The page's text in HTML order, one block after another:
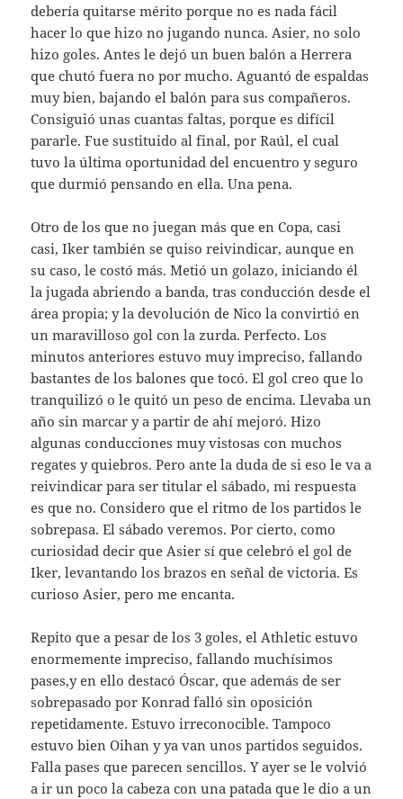
debería quitarse mérito porque no es nada fácil
hacer lo que hizo no jugando nunca. Asier, no solo
hizo goles. Antes le dejó un buen balón a Herrera
que chutó fuera no por mucho. Aguantó de espaldas
muy bien, bajando el balón para sus compañeros.
Consiguió unas cuantas faltas, porque es difícil
pararle. Fue sustituido al final, por Raúl, el cual
tuvo la última oportunidad del encuentro y seguro
que durmió pensando en ella. Una pena.
Otro de los que no juegan más que en Copa, casi
casi, Iker también se quiso reivindicar, aunque en
su caso, le costó más. Metió un golazo, iniciando él
la jugada abriendo a banda, tras conducción desde el
área propia; y la devolución de Nico la convirtió en
un maravilloso gol con la zurda. Perfecto. Los
minutos anteriores estuvo muy impreciso, fallando
bastantes de los balones que tocó. El gol creo que lo
tranquilizó o le quitó un peso de encima. Llevaba un
año sin marcar y a partir de ahí mejoró. Hizo
algunas conducciones muy vistosas con muchos
regates y quiebros. Pero ante la duda de si eso le va a
reivindicar para ser titular el sábado, mi respuesta
es que no. Considero que el ritmo de los partidos le
sobrepasa. El sábado veremos. Por cierto, como
curiosidad decir que Asier sí que celebró el gol de
Iker, levantando los brazos en señal de victoria. Es
curioso Asier, pero me encanta.
Repito que a pesar de los 3 goles, el Athletic estuvo
enormemente impreciso, fallando muchísimos
pases,y en ello destacó Óscar, que además de ser
sobrepasado por Konrad falló sin oposición
repetidamente. Estuvo irreconocible. Tampoco
estuvo bien Oihan y ya van unos partidos seguidos.
Falla pases que parecen sencillos. Y ayer se le volvió
a ir un poco la cabeza con una patada que le dio a un